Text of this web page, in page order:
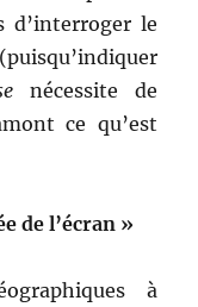
d’interroger le
nécessite de
ce qu’est
de l’écran »
à